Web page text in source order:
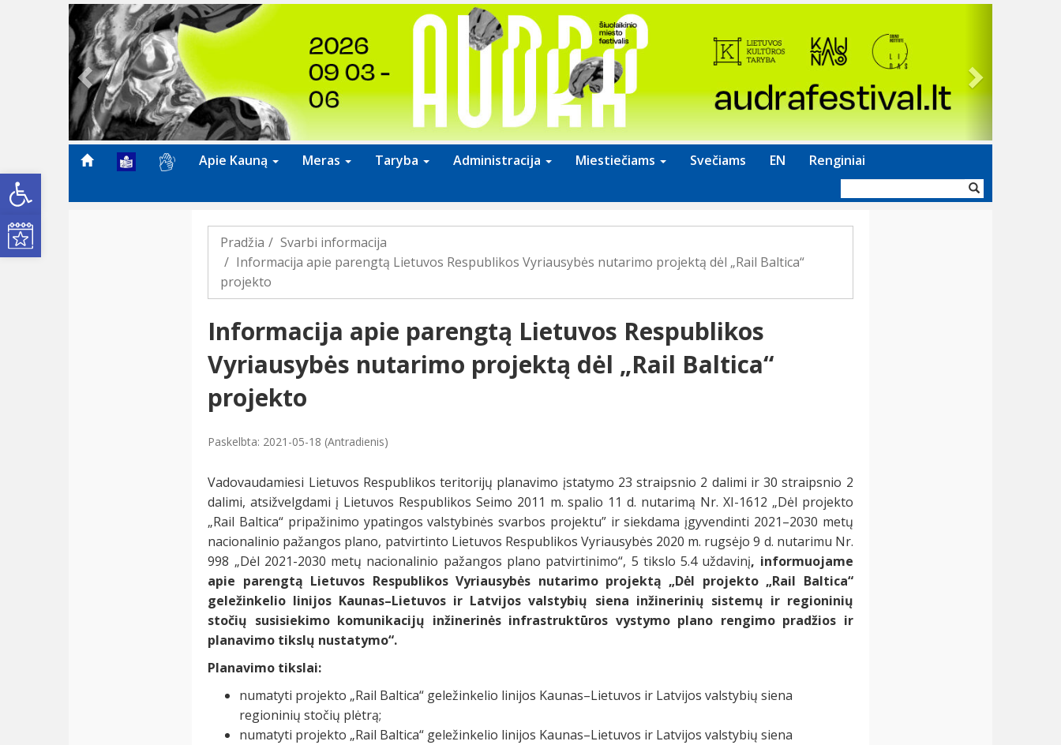
Open toolbar
Kultūros renginiai
Previous
Apie Kauną Meras Taryba Administracija Miestiečiams Svečiams EN Renginiai
forma
Pradžia
Svarbi informacija
Informacija apie parengtą Lietuvos Respublikos Vyriausybės nutarimo projektą dėl „Rail Baltica“
projekto
Informacija apie parengtą Lietuvos Respublikos
Vyriausybės nutarimo projektą dėl „Rail Baltica“
projekto
Paskelbta: 2021-05-18 (Antradienis)
Vadovaudamiesi Lietuvos Respublikos teritorijų planavimo įstatymo 23 straipsnio 2 dalimi ir 30 straipsnio 2
dalimi, atsižvelgdami į Lietuvos Respublikos Seimo 2011 m. spalio 11 d. nutarimą Nr. XI-1612 „Dėl projekto
„Rail Baltica“ pripažinimo ypatingos valstybinės svarbos projektu” ir siekdama įgyvendinti 2021–2030 metų
nacionalinio pažangos plano, patvirtinto Lietuvos Respublikos Vyriausybės 2020 m. rugsėjo 9 d. nutarimu Nr.
998 „Dėl 2021-2030 metų nacionalinio pažangos plano patvirtinimo“, 5 tikslo 5.4 uždavinį, informuojame
apie parengtą Lietuvos Respublikos Vyriausybės nutarimo projektą „Dėl projekto „Rail Baltica“
geležinkelio linijos Kaunas–Lietuvos ir Latvijos valstybių siena inžinerinių sistemų ir regioninių
stočių susisiekimo komunikacijų inžinerinės infrastruktūros vystymo plano rengimo pradžios ir
planavimo tikslų nustatymo“.
Planavimo tikslai:
numatyti projekto „Rail Baltica“ geležinkelio linijos Kaunas–Lietuvos ir Latvijos valstybių siena
regioninių stočių plėtrą;
numatyti projekto „Rail Baltica“ geležinkelio linijos Kaunas–Lietuvos ir Latvijos valstybių siena